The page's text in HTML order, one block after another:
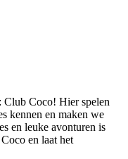
Club Coco! Hier spelen
kennen en maken we
en leuke avonturen is
en laat het